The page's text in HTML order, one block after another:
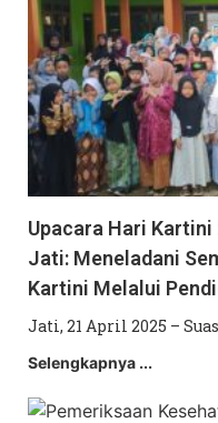
Upacara Hari Kartini
Jati: Meneladani
Kartini Melalui
Jati, 21 April 2025 –
Selengkapnya ...